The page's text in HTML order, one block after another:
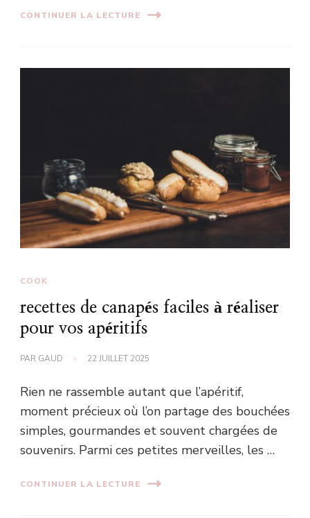
CONTINUER LA LECTURE
COOK
recettes de canapés faciles à réaliser
pour vos apéritifs
PAR GAUD 22 JUILLET 2025
Rien ne rassemble autant que l’apéritif,
moment précieux où l’on partage des bouchées
simples, gourmandes et souvent chargées de
souvenirs. Parmi ces petites merveilles, les …
CONTINUER LA LECTURE